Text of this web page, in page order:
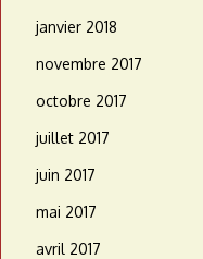
janvier 2018
novembre 2017
octobre 2017
juillet 2017
juin 2017
mai 2017
avril 2017